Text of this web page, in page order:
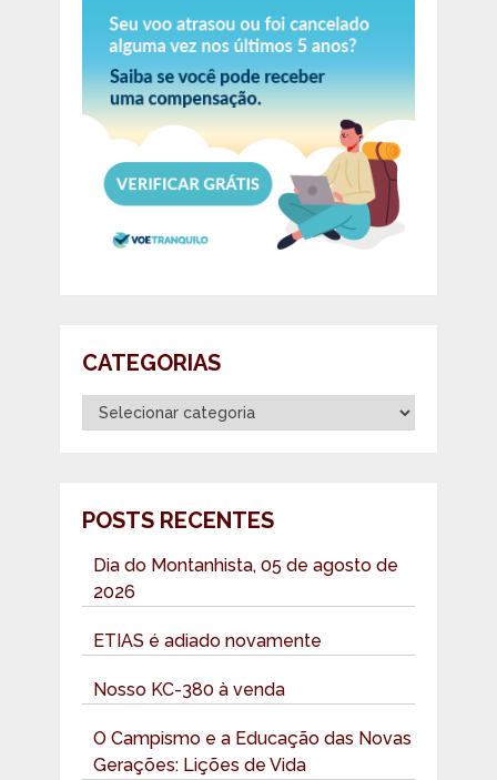
CATEGORIAS
Categorias
POSTS RECENTES
Dia do Montanhista, 05 de agosto de
2026
ETIAS é adiado novamente
Nosso KC-380 à venda
O Campismo e a Educação das Novas
Gerações: Lições de Vida